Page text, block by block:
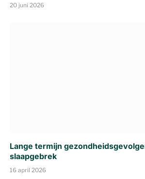
20 juni 2026
Lange termijn
slaapgebrek
16 april 2026